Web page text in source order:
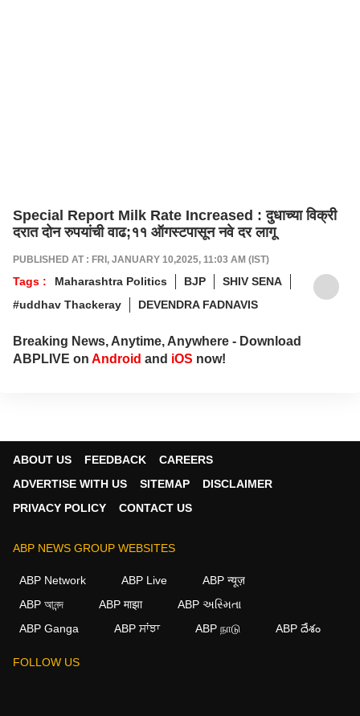
Special Report Milk Rate Increased : दुधाच्या विक्री
दरात दोन रुपयांची वाढ;११ ऑगस्टपासून नवे दर लागू
PUBLISHED AT : FRI, JANUARY 10,2025, 11:03 AM (IST)
Tags : Maharashtra Politics BJP
SHIV SENA
#uddhav Thackeray
DEVENDRA FADNAVIS
Breaking News, Anytime, Anywhere - Download
ABPLIVE on Android and iOS now!
ABOUT US FEEDBACK
CAREERS
ADVERTISE WITH US
SITEMAP
DISCLAIMER
PRIVACY POLICY
CONTACT US
ABP NEWS GROUP WEBSITES
ABP Network ABP Live
ABP न्यूज़
ABP আনন্দ
ABP माझा
ABP અસ્મિતા
ABP Ganga
ABP ਸਾਂਝਾ ABP நாடு ABP దేశం
FOLLOW US